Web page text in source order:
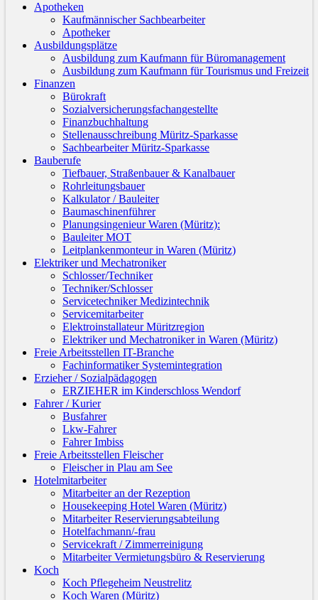
Apotheken
Kaufmännischer Sachbearbeiter
Apotheker
Ausbildungsplätze
Ausbildung zum Kaufmann für Büromanagement
Ausbildung zum Kaufmann für Tourismus und Freizeit
Finanzen
Bürokraft
Sozialversicherungsfachangestellte
Finanzbuchhaltung
Stellenausschreibung Müritz-Sparkasse
Sachbearbeiter Müritz-Sparkasse
Bauberufe
Tiefbauer, Straßenbauer & Kanalbauer
Rohrleitungsbauer
Kalkulator / Bauleiter
Baumaschinenführer
Planungsingenieur Waren (Müritz):
Bauleiter MOT
Leitplankenmonteur in Waren (Müritz)
Elektriker und Mechatroniker
Schlosser/Techniker
Techniker/Schlosser
Servicetechniker Medizintechnik
Servicemitarbeiter
Elektroinstallateur Müritzregion
Elektriker und Mechatroniker in Waren (Müritz)
Freie Arbeitsstellen IT-Branche
Fachinformatiker Systemintegration
Erzieher / Sozialpädagogen
ERZIEHER im Kinderschloss Wendorf
Fahrer / Kurier
Busfahrer
Lkw-Fahrer
Fahrer Imbiss
Freie Arbeitsstellen Fleischer
Fleischer in Plau am See
Hotelmitarbeiter
Mitarbeiter an der Rezeption
Housekeeping Hotel Waren (Müritz)
Mitarbeiter Reservierungsabteilung
Hotelfachmann/-frau
Servicekraft / Zimmerreinigung
Mitarbeiter Vermietungsbüro & Reservierung
Koch
Koch Pflegeheim Neustrelitz
Koch Waren (Müritz)